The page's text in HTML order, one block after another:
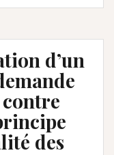
d’un
des